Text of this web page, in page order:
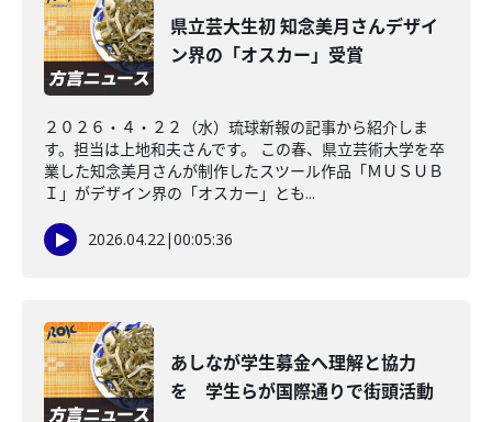
県立芸大生初 知念美月さんデザイ
ン界の「オスカー」受賞
２０２６・４・２２（水）琉球新報の記事から紹介しま
す。担当は上地和夫さんです。 この春、県立芸術大学を卒
業した知念美月さんが制作したスツール作品「ＭＵＳＵＢ
Ｉ」がデザイン界の「オスカー」とも...
2026.04.22|00:05:36
あしなが学生募金へ理解と協力
を 学生らが国際通りで街頭活動